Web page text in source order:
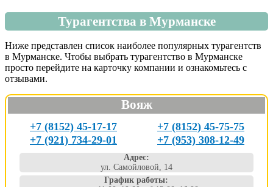
Турагентства в Мурманске
Ниже представлен список наиболее популярных турагентств
в Мурманске. Чтобы выбрать турагентство в Мурманске
просто перейдите на карточку компании и ознакомьтесь с
отзывами.
Вояж
+7 (8152) 45-17-17
+7 (8152) 45-75-75
+7 (921) 734-29-01
+7 (953) 308-12-49
Адрес:
ул. Самойловой, 14
График работы: